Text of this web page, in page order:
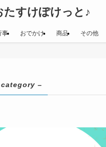
たすけぽけっと♪
事 おでかけ 商品 その他
category –